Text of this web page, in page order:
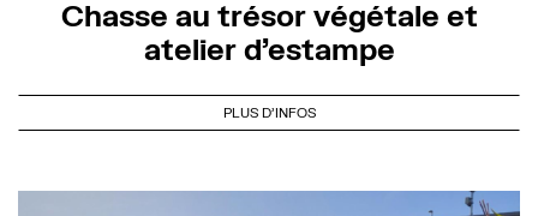
Chasse au trésor végétale et
atelier d’estampe
PLUS D'INFOS